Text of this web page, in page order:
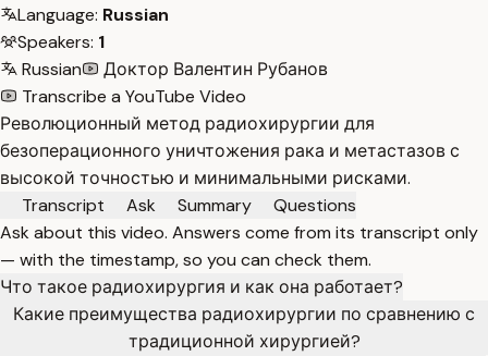
Language: Russian
Speakers: 1
Russian
Доктор Валентин Рубанов
Transcribe a YouTube Video
Революционный метод радиохирургии для
безоперационного уничтожения рака и метастазов с
высокой точностью и минимальными рисками.
Transcript
Ask Summary
Questions
Ask about this video. Answers come from its transcript only
— with the timestamp, so you can check them.
Что такое радиохирургия и как она работает?
Какие преимущества радиохирургии по сравнению с
традиционной хирургией?